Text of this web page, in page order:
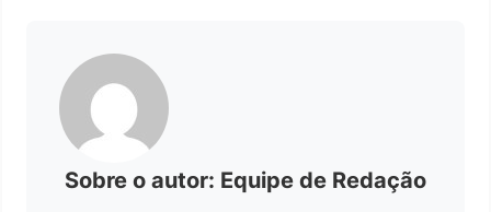
Sobre o autor: Equipe de Redação